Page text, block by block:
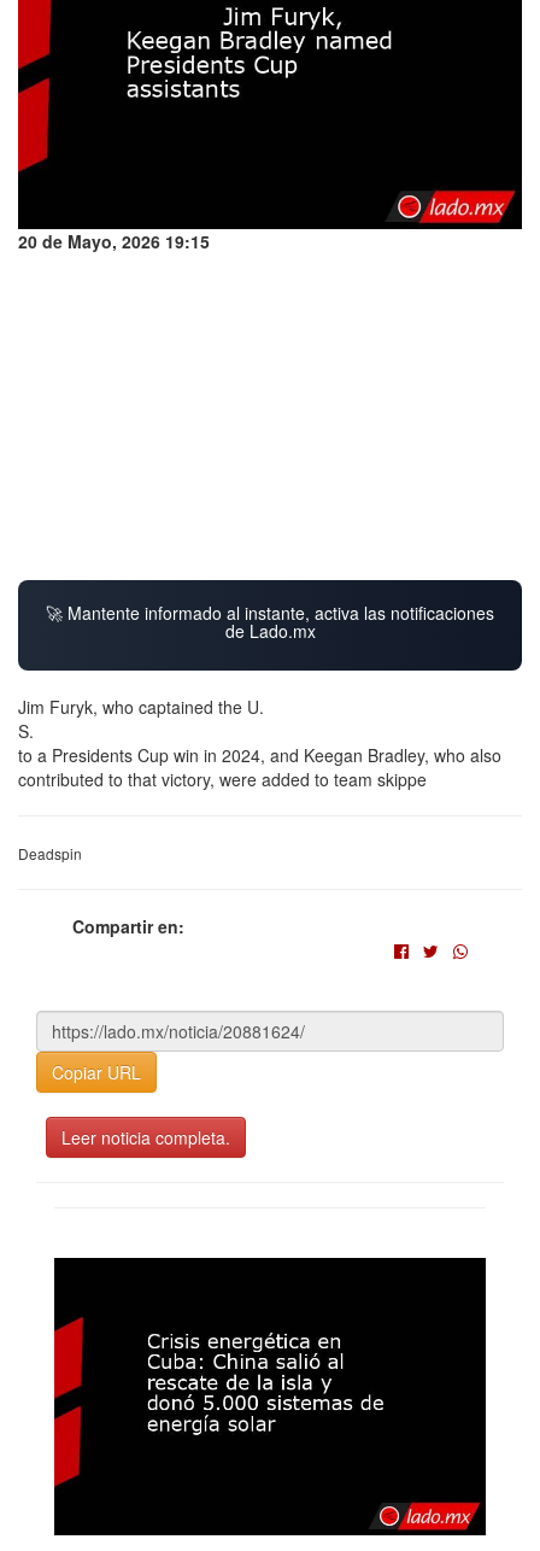
20 de Mayo, 2026 19:15
🚀 Mantente informado al instante, activa las notificaciones
de Lado.mx
Jim Furyk, who captained the U.
S.
to a Presidents Cup win in 2024, and Keegan Bradley, who also
contributed to that victory, were added to team skippe
Deadspin
Compartir en:
Copiar URL
Leer noticia completa.